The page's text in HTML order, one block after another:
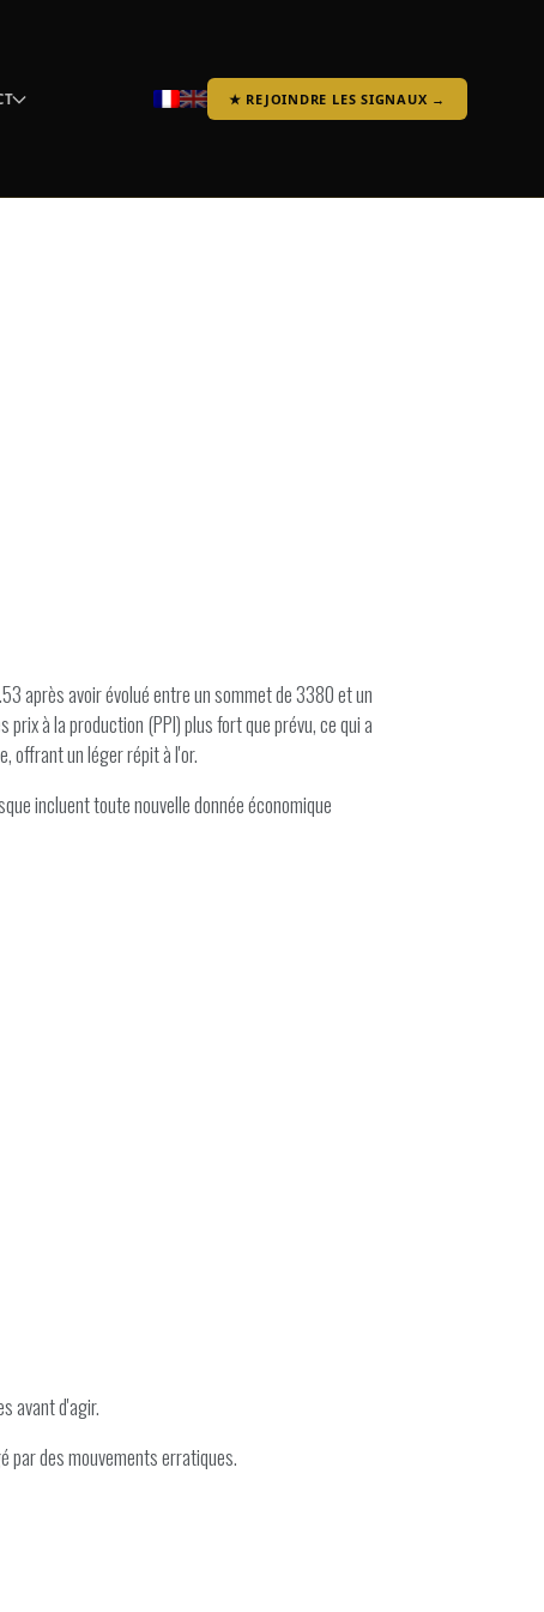
★ REJOINDRE LES SIGNAUX →
après avoir évolué entre un sommet de 3380 et un
à la production (PPI) plus fort que prévu, ce qui a
offrant un léger répit à l'or.
incluent toute nouvelle donnée économique
avant d'agir.
par des mouvements erratiques.